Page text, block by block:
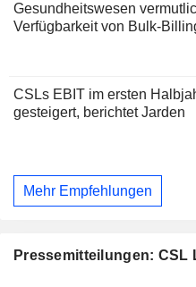
Gesundheitswesen
Verfügbarkeit von Bulk-
CSLs EBIT im ersten
gesteigert, berichtet Jarden
Mehr Empfehlungen
Pressemitteilungen: CSL